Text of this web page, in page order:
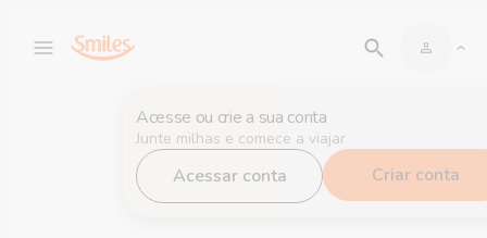
Acesse ou crie a sua conta
Junte milhas e comece a viajar
Acessar conta Criar conta